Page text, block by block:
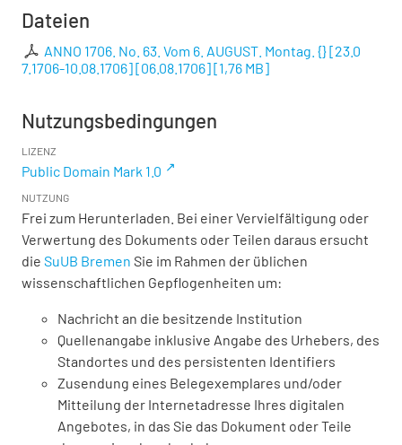
Dateien
ANNO 1706. No. 63. Vom 6. AUGUST. Montag. {} [23.0
7.1706-10.08.1706] [06.08.1706][1,76 MB]
Nutzungsbedingungen
LIZENZ
Public Domain Mark 1.0
NUTZUNG
Frei zum Herunterladen. Bei einer Vervielfältigung oder
Verwertung des Dokuments oder Teilen daraus ersucht
die SuUB Bremen Sie im Rahmen der üblichen
wissenschaftlichen Gepflogenheiten um:
Nachricht an die besitzende Institution
Quellenangabe inklusive Angabe des Urhebers, des
Standortes und des persistenten Identifiers
Zusendung eines Belegexemplares und/oder
Mitteilung der Internetadresse Ihres digitalen
Angebotes, in das Sie das Dokument oder Teile